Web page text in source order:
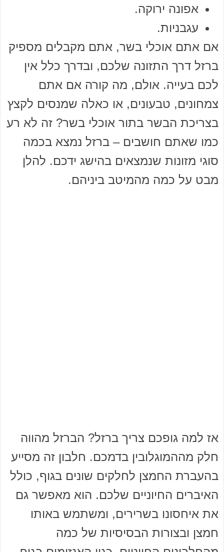
אפונה ירוקה.
עגבניות.
אם אתם אוכלי בשר, אתם מקבלים מספיק
ברזל דרך התזונה שלכם, ובדרך כלל אין
לכם בעייה. אולם, מה קורה אם אתם
צמחונים, טבעונים, או כאלה שמנסים לקצץ
בצריכת הבשר בתור אוכלי בשר? זה לא רע
כמו שאתם חושבים – ברזל נמצא בכמה
סוגי מזונות שנמצאים בהישג ידכם. להלן
מבט על כמה מהמיטב ביניהם.
אז למה גופכם צריך ברזל? הברזל מהווה
חלק מההמוגלובין בדמכם. חלבון זה מסייע
בהעברת החמצן לחלקים שונים בגוף, כולל
האיברים החיוניים שלכם. הוא מאפשר גם
את איחסונו בשרירים, ומשתמש באותו
חמצן ובצורות הבסיסיות של כמה